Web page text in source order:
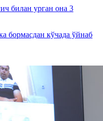
билан урган она 3
бормасдан кўчада ўйнаб